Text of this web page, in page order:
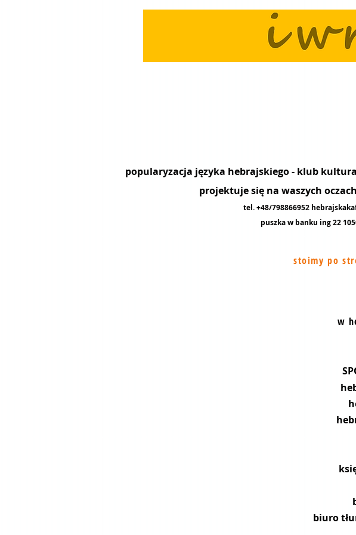
projektuje się na waszych
tel. +48/798866952
puszka w banku ing 22
stoimy po
w
biuro